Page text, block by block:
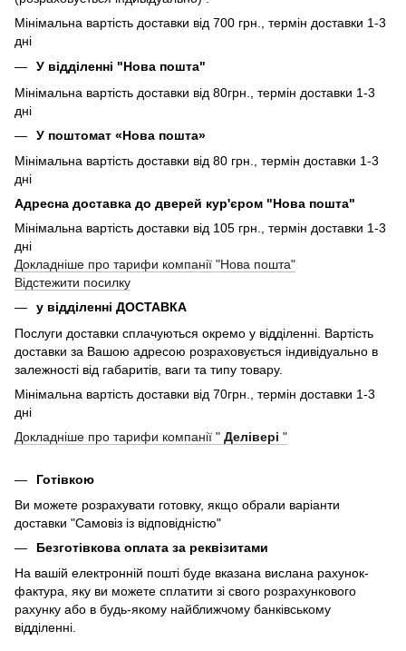
Мінімальна вартість доставки від 700 грн., термін доставки 1-3
дні
У відділенні "Нова пошта"
Мінімальна вартість доставки від 80грн., термін доставки 1-3
дні
У поштомат «Нова пошта»
Мінімальна вартість доставки від 80 грн., термін доставки 1-3
дні
Адресна доставка до дверей кур'єром "Нова пошта"
Мінімальна вартість доставки від 105 грн., термін доставки 1-3
дні
Докладніше про тарифи компанії "Нова пошта"
Відстежити посилку
у відділенні ДОСТАВКА
Послуги доставки сплачуються окремо у відділенні. Вартість
доставки за Вашою адресою розраховується індивідуально в
залежності від габаритів, ваги та типу товару.
Мінімальна вартість доставки від 70грн., термін доставки 1-3
дні
Докладніше про тарифи компанії " Делівері "
Готівкою
Ви можете розрахувати готовку, якщо обрали варіанти
доставки "Самовіз із відповідністю"
Безготівкова оплата за реквізитами
На вашій електронній пошті буде вказана вислана рахунок-
фактура, яку ви можете сплатити зі свого розрахункового
рахунку або в будь-якому найближчому банківському
відділенні.